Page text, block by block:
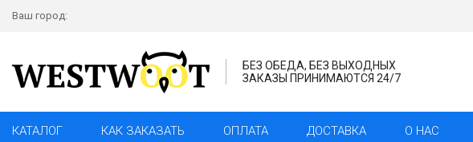
Ваш город:
БЕЗ ОБЕДА, БЕЗ ВЫХОДНЫХ
ЗАКАЗЫ ПРИНИМАЮТСЯ 24/7
КАТАЛОГ КАК ЗАКАЗАТЬ ОПЛАТА ДОСТАВКА О НАС